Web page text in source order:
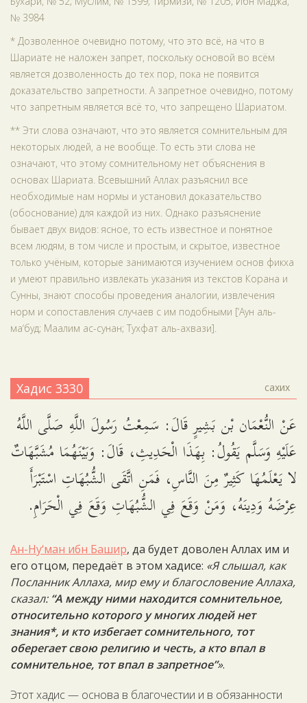
№ 3984
* Дозволенное очевидно потому, что это всё, на что в
Шариате не наложен запрет, поскольку основой во всём
является дозволенность до тех пор, пока не появится
доказательство запретности. А запретное очевидно, потому
что запретным является всё то, что запрещено Шариатом.
** Эти слова означают, что это является сомнительным для
некоторых людей, а не вообще. То есть эти слова не
означают, что этому сомнительному нет объяснения в
основах Шариата. Всевышний Аллах разъяснил все
необходимые нам нормы и установил доказательство
(обоснование) для каждой из них. Однако разъяснение
бывает двух видов: ясное, то есть известное и понятное
всем людям, в том числе и простым, и скрытое, известное
только учёным, которые занимаются изучением основ фикха
и умеют правильно извлекать указания из текстов Корана и
Сунны, знают способы проведения аналогии, извлечения
норм и сопоставления случаев с им подобными [‘Аун аль-
ма‘буд; Маалим ас-сунан; Тухфат аль-ахвази].
Хадис 3330 сахих
عَنْ النُّعْمَان بْن بَشِيرٍ قَالَ: سَمِعْتُ رَسُولَ اللَّهِ صَلَّى اللَّهُ
عَلَيْهِ وَسَلَّم يَقُولُ: بِهَذَا الْحَدِيثِ، قَالَ: وَبَيْنَهُمَا مُشَبَّهَاتٌ
لا يَعْلَمُهَا كَثِيرٌ مِنَ النَّاسِ، فَمَنِ اتَّقَى الشُّبُهَاتِ اسْتَبْرَأَ
عِرْضَهُ وَدِينَهُ، وَمَنْ وَقَعَ فِي الشُّبُهَاتِ وَقَعَ فِي الْحَرَامِ.
Ан-Ну‘ман ибн Башир, да будет доволен Аллах им и
его отцом, передаёт в этом хадисе: «Я слышал, как
Посланник Аллаха, мир ему и благословение Аллаха,
сказал: “А между ними находится сомнительное,
относительно которого у многих людей нет
знания*, и кто избегает сомнительного, тот
оберегает свою религию и честь, а кто впал в
сомнительное, тот впал в запретное”».
Этот хадис — основа в благочестии и в обязанности